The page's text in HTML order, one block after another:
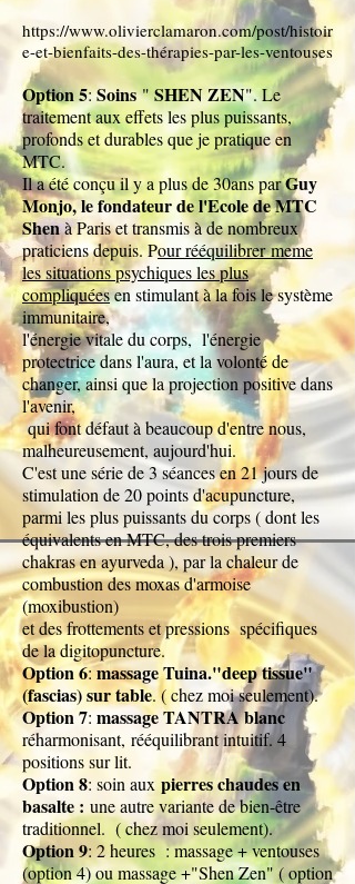
https://www.olivierclamaron.com/post/histoir
e-et-bienfaits-des-thérapies-par-les-ventouses
Option 5:Soins"SHEN ZEN". Le
traitement aux effets les plus puissants,
profonds et durables que je pratique en
MTC.
Il a étéconçu il y a plus de 30ans parGuy
Monjo, le fondateur de l'Ecole de MTC
Shenà Paris et transmis à de nombreux
praticiens depuis. Pour rééquilibrermeme
les situations psychiques les plus
compliquéesen stimulant à la fois le système
immunitaire,
l'énergie vitale du corps, l'énergie
protectrice dans l'aura, et la volonté de
changer, ainsi que la projection positive dans
l'avenir,
qui font défaut à beaucoup d'entre nous,
malheureusement, aujourd'hui.
C'est une série de 3 séances en 21 jours de
stimulation de 20 points d'acupuncture,
parmi les plus puissants du corps ( dont les
équivalents en MTC, des trois premiers
chakras en ayurveda ), par la chaleur de
combustion des moxas d'armoise
(moxibustion)
et des frottements et pressions spécifiques
de la digitopuncture.
Option 6:massage Tuina."deep tissue"
(fascias) sur table. ( chez moi seulement).
Option 7: massage TANTRA blanc
réharmonisant, rééquilibrant intuitif. 4
positions sur lit.
Option 8: soin aux pierres chaudes en
basalte : une autre variante de bien-être
traditionnel. ( chez moi seulement).
Option 9: 2 heures : massage + ventouses
(option 4) ou massage +"Shen Zen" ( option